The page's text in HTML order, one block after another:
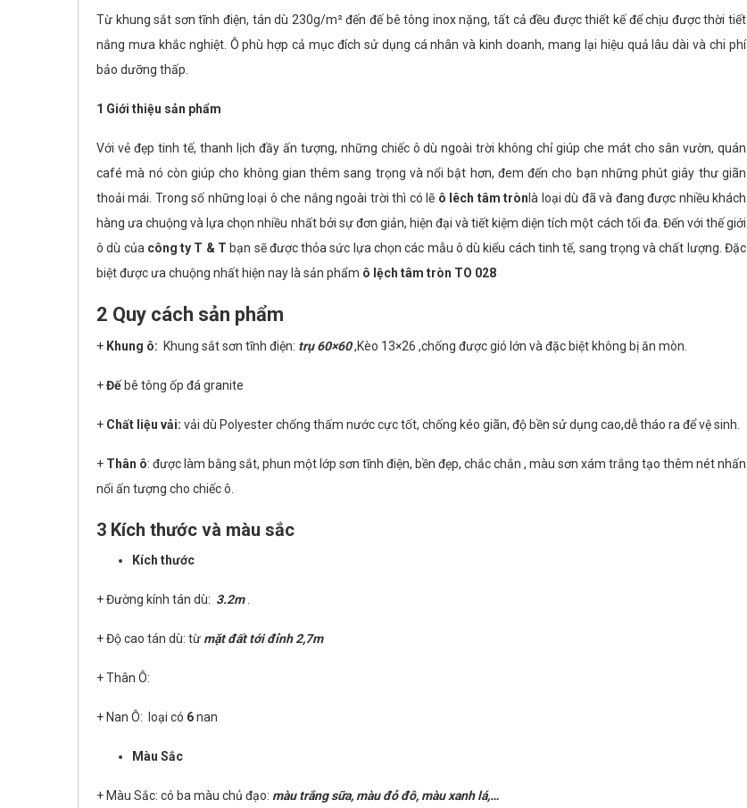
Từ khung sắt sơn tĩnh điện, tán dù 230g/m² đến đế bê tông inox nặng, tất cả đều được thiết kế để chịu được thời tiết
nắng mưa khắc nghiệt. Ô phù hợp cả mục đích sử dụng cá nhân và kinh doanh, mang lại hiệu quả lâu dài và chi phí
bảo dưỡng thấp.
1 Giới thiệu sản phẩm
Với vẻ đẹp tinh tế, thanh lịch đầy ấn tượng, những chiếc ô dù ngoài trời không chỉ giúp che mát cho sân vườn, quán
café mà nó còn giúp cho không gian thêm sang trọng và nổi bật hơn, đem đến cho bạn những phút giây thư giãn
thoải mái. Trong số những loại ô che nắng ngoài trời thì có lẽ ô lêch tâm tròn là loại dù đã và đang được nhiều khách
hàng ưa chuộng và lựa chọn nhiều nhất bởi sự đơn giản, hiện đại và tiết kiệm diện tích một cách tối đa. Đến với thế giới
ô dù của công ty T & T bạn sẽ được thỏa sức lựa chọn các mẫu ô dù kiểu cách tinh tế, sang trọng và chất lượng. Đặc
biệt được ưa chuộng nhất hiện nay là sản phẩm ô lệch tâm tròn TO 028
2 Quy cách sản phẩm
+ Khung ô: Khung sắt sơn tĩnh điện: trụ 60×60,Kèo 13×26 ,chống được gió lớn và đặc biệt không bị ăn mòn.
+Đế bê tông ốp đá granite
+ Chất liệu vải: vải dù Polyester chống thấm nước cực tốt, chống kéo giãn, độ bền sử dụng cao,dễ tháo ra để vệ sinh.
+ Thân ô: được làm bằng sắt, phun một lớp sơn tĩnh điện, bền đẹp, chắc chắn , màu sơn xám trắng tạo thêm nét nhấn
nổi ấn tượng cho chiếc ô.
3 Kích thước và màu sắc
Kích thước
+ Đường kính tán dù: 3.2m.
+ Độ cao tán dù: từ mặt đất tới đỉnh 2,7m
+ Thân Ô:
+ Nan Ô: loại có 6nan
Màu Sắc
+ Màu Sắc: có ba màu chủ đạo: màu trắng sữa, màu đỏ đô, màu xanh lá,…